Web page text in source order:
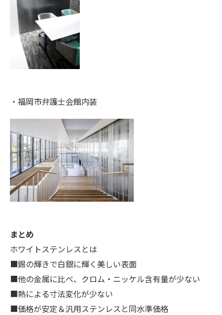
・福岡市弁護士会館内装
まとめ
ホワイトステンレスとは
■錫の輝きで白銀に輝く美しい表面
■他の金属に比べ、クロム・ニッケル含有量が少ない
■熱による寸法変化が少ない
■価格が安定＆汎用ステンレスと同水準価格